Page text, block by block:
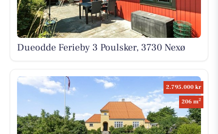
Dueodde Ferieby 3 Poulsker, 3730 Nexø
2.795.000 kr
206 m2